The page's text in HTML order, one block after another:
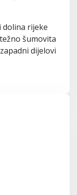
dolina rijeke
šumovita
dijelovi